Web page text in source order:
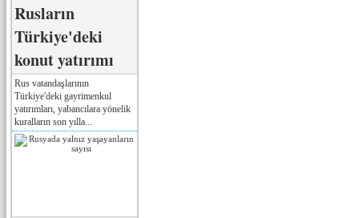
Rusların
Türkiye'deki
konut yatırımı
Rus vatandaşlarının
Türkiye'deki gayrimenkul
yatırımları, yabancılara yönelik
kuralların son yılla...